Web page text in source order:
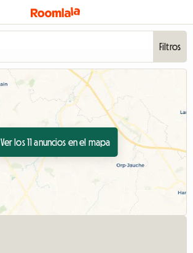
Filtros
Ver los 11 anuncios en el mapa